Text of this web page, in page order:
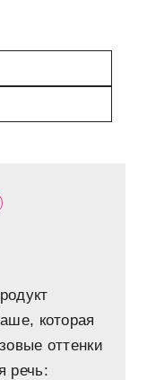
которая
оттенки
речь: